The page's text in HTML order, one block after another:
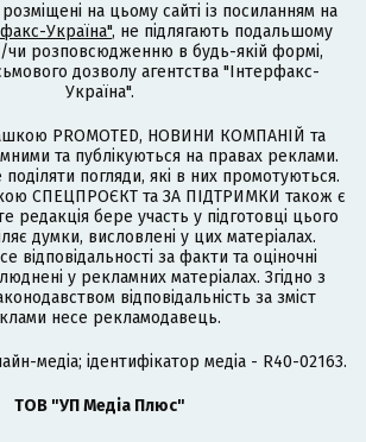
розміщені на цьому сайті із посиланням на
Україна", не підлягають подальшому
чи розповсюдженню в будь-якій формі,
дозволу агентства "Інтерфакс-
Україна".
PROMOTED, НОВИНИ КОМПАНІЙ та
та публікуються на правах реклами.
погляди, які в них промотуються.
СПЕЦПРОЄКТ та ЗА ПІДТРИМКИ також є
редакція бере участь у підготовці цього
думки, висловлені у цих матеріалах.
відповідальності за факти та оціночні
у рекламних матеріалах. Згідно з
відповідальність за зміст
несе рекламодавець.
медіа; ідентифікатор медіа - R40-02163.
ТОВ "УП Медіа Плюс"